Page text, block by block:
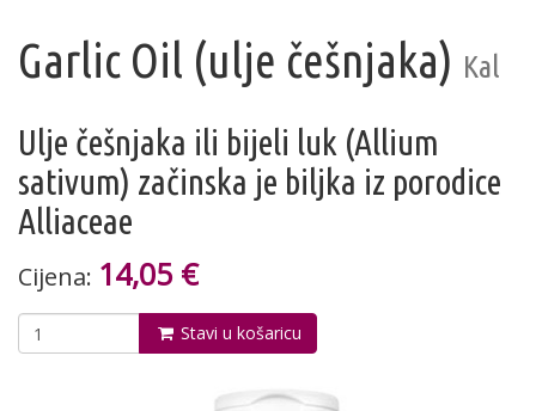
Garlic Oil (ulje češnjaka) Kal
Ulje češnjaka ili bijeli luk (Allium
sativum) začinska je biljka iz porodice
Alliaceae
Cijena: 14,05 €
Stavi u košaricu